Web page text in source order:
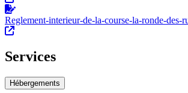
Reglement-interieur-de-la-course-la-ronde-des-
Services
Hébergements